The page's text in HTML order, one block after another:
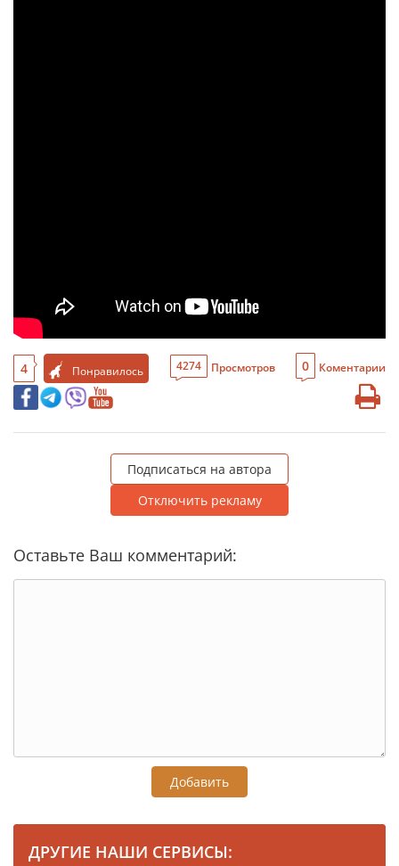
4 Понравилось 4274 Просмотров 0 Коментарии
Подписаться на автора
Отключить рекламу
Оставьте Ваш комментарий:
Добавить
ДРУГИЕ НАШИ СЕРВИСЫ: